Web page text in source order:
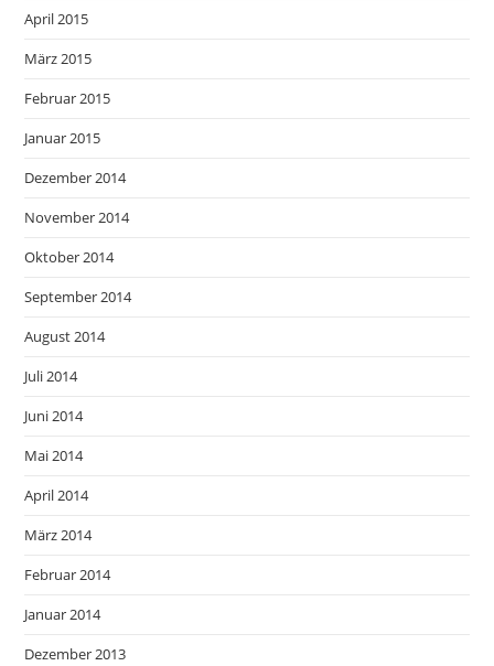
April 2015
März 2015
Februar 2015
Januar 2015
Dezember 2014
November 2014
Oktober 2014
September 2014
August 2014
Juli 2014
Juni 2014
Mai 2014
April 2014
März 2014
Februar 2014
Januar 2014
Dezember 2013